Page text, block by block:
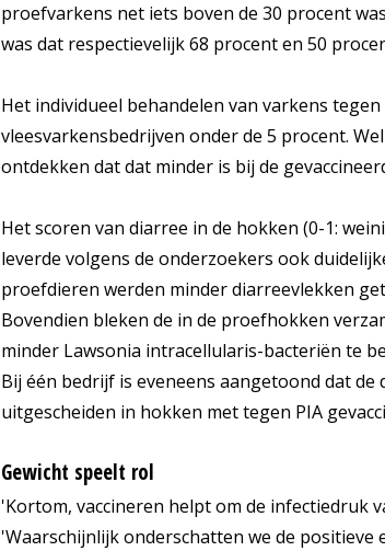
proefvarkens net iets boven de 30 procent
was dat respectievelijk 68 procent en 50
Het individueel behandelen van varkens
vleesvarkensbedrijven onder de 5 procent.
ontdekken dat dat minder is bij de
Het scoren van diarree in de hokken (0-1:
leverde volgens de onderzoekers ook
proefdieren werden minder diarreevlekken
Bovendien bleken de in de proefhokken
minder Lawsonia intracellularis-bacteriën te
Bij één bedrijf is eveneens aangetoond dat
uitgescheiden in hokken met tegen PIA
Gewicht speelt rol
'Kortom, vaccineren helpt om de infectiedruk
'Waarschijnlijk onderschatten we de positieve